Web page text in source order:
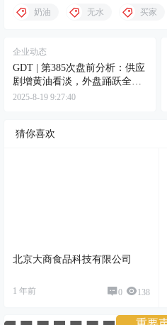
奶油 无水 买家
企业动态
GDT | 第385次盘前分析：供应
剧增黄油看淡，外盘踊跃全脂
待涨
2025-8-19 9:27:40
猜你喜欢
北京大商食品科技有限公司
1 年前 0 138